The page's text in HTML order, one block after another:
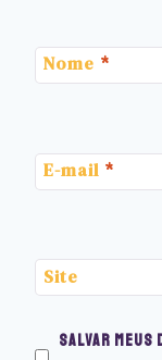
Nome *
E-mail *
Site
Salvar meus